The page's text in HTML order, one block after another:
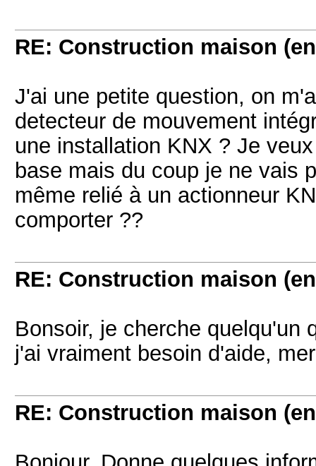
RE: Construction maison
J'ai une petite question, on
detecteur de mouvement
une installation KNX ? Je
base mais du coup je ne vais
même relié à un actionneur
comporter ??
RE: Construction maison
Bonsoir, je cherche quelqu'un
j'ai vraiment besoin d'aide,
RE: Construction maison